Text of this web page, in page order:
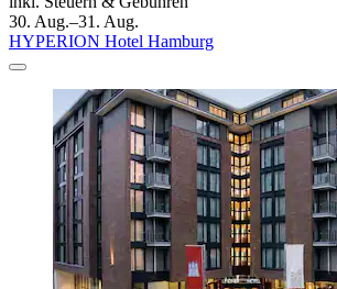
30. Aug.–31. Aug.
HYPERION Hotel Hamburg